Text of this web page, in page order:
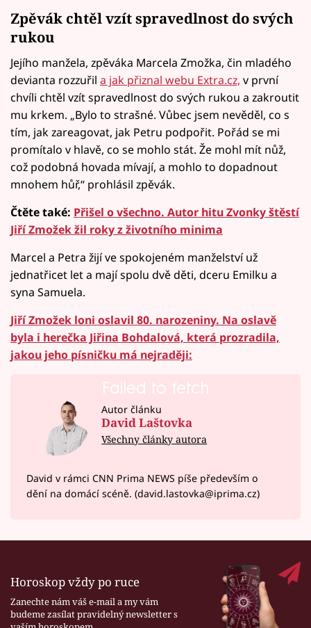
Zpěvák chtěl vzít spravedlnost do svých
rukou
Jejího manžela, zpěváka Marcela Zmožka, čin mladého
devianta rozzuřil a jak přiznal webu Extra.cz, v první
chvíli chtěl vzít spravedlnost do svých rukou a zakroutit
mu krkem. „Bylo to strašné. Vůbec jsem nevěděl, co s
tím, jak zareagovat, jak Petru podpořit. Pořád se mi
promítalo v hlavě, co se mohlo stát. Že mohl mít nůž,
což podobná hovada mívají, a mohlo to dopadnout
mnohem hůř,“ prohlásil zpěvák.
Čtěte také: Přišel o všechno. Autor hitu Zvonky štěstí
Jiří Zmožek žil roky z životního minima
Marcel a Petra žijí ve spokojeném manželství už
jednatřicet let a mají spolu dvě děti, dceru Emilku a
syna Samuela.
Jiří Zmožek loni oslavil 80. narozeniny. Na oslavě
byla i herečka Jiřina Bohdalová, která prozradila,
jakou jeho písničku má nejraději:
Failed to fetch
Autor článku
David Laštovka
Všechny články autora
David v rámci CNN Prima NEWS píše především o
dění na domácí scéně. (david.lastovka@iprima.cz)
Horoskop vždy po ruce
Zanechte nám váš e-mail a my vám
budeme zasílat pravidelný newsletter s